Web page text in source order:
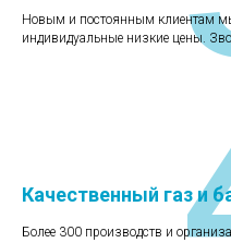
Новым и постоянным клиентам
индивидуальные низкие цены.
Качественный газ и
Более 300 производств и